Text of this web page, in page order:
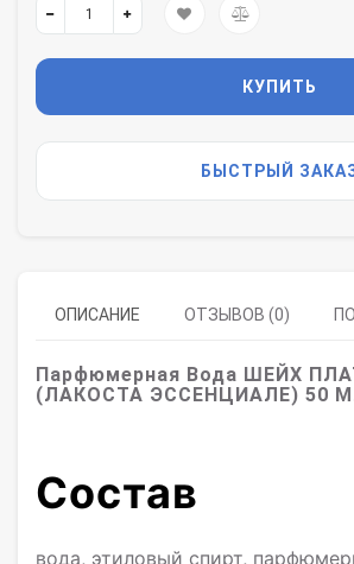
КУПИТЬ
БЫСТРЫЙ
ОПИСАНИЕ ОТЗЫВОВ (0)
Парфюмерная Вода ШЕЙХ
(ЛАКОСТА ЭССЕНЦИАЛЕ) 50
Состав
вода, этиловый спирт,